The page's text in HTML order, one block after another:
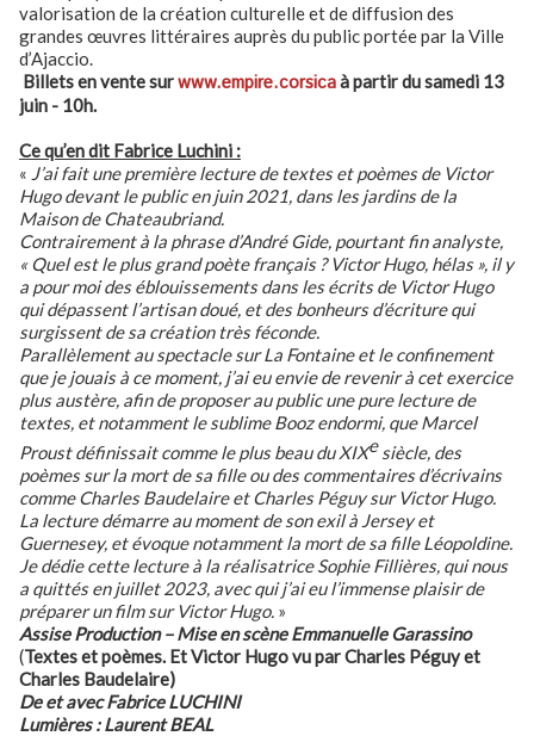
valorisation de la création culturelle et de diffusion des
grandes œuvres littéraires auprès du public portée par la Ville
d’Ajaccio.
Billets en vente surwww.empire.corsicaà partir du samedi 13
juin - 10h.
Ce qu’en dit Fabrice Luchini :
« J’ai fait une première lecture de textes et poèmes de Victor
Hugo devant le public en juin 2021, dans les jardins de la
Maison de Chateaubriand.
Contrairement à la phrase d’André Gide, pourtant fin analyste,
« Quel est le plus grand poète français ? Victor Hugo, hélas », il y
a pour moi des éblouissements dans les écrits de Victor Hugo
qui dépassent l’artisan doué, et des bonheurs d’écriture qui
surgissent de sa création très féconde.
Parallèlement au spectacle sur La Fontaine et le confinement
que je jouais à ce moment, j’ai eu envie de revenir à cet exercice
plus austère, afin de proposer au public une pure lecture de
textes, et notamment le sublime Booz endormi, que Marcel
Proust définissait comme le plus beau du XIXesiècle, des
poèmes sur la mort de sa fille ou des commentaires d’écrivains
comme Charles Baudelaire et Charles Péguy sur Victor Hugo.
La lecture démarre au moment de son exil à Jersey et
Guernesey, et évoque notamment la mort de sa fille Léopoldine.
Je dédie cette lecture à la réalisatrice Sophie Fillières, qui nous
a quittés en juillet 2023, avec qui j’ai eu l’immense plaisir de
préparer un film sur Victor Hugo. »
Assise Production – Mise en scène Emmanuelle Garassino
(Textes et poèmes. Et Victor Hugo vu par Charles Péguy et
Charles Baudelaire)
De et avec Fabrice LUCHINI
Lumières : Laurent BEAL